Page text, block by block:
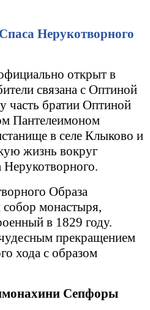
Спаса Нерукотворного
открыт в
связана с Оптиной
часть братии Оптиной
Пантелеимоном
в селе Клыково и
жизнь вокруг
Нерукотворного.
Образа
монастыря,
в 1829 году.
прекращением
хода с образом
Сепфоры